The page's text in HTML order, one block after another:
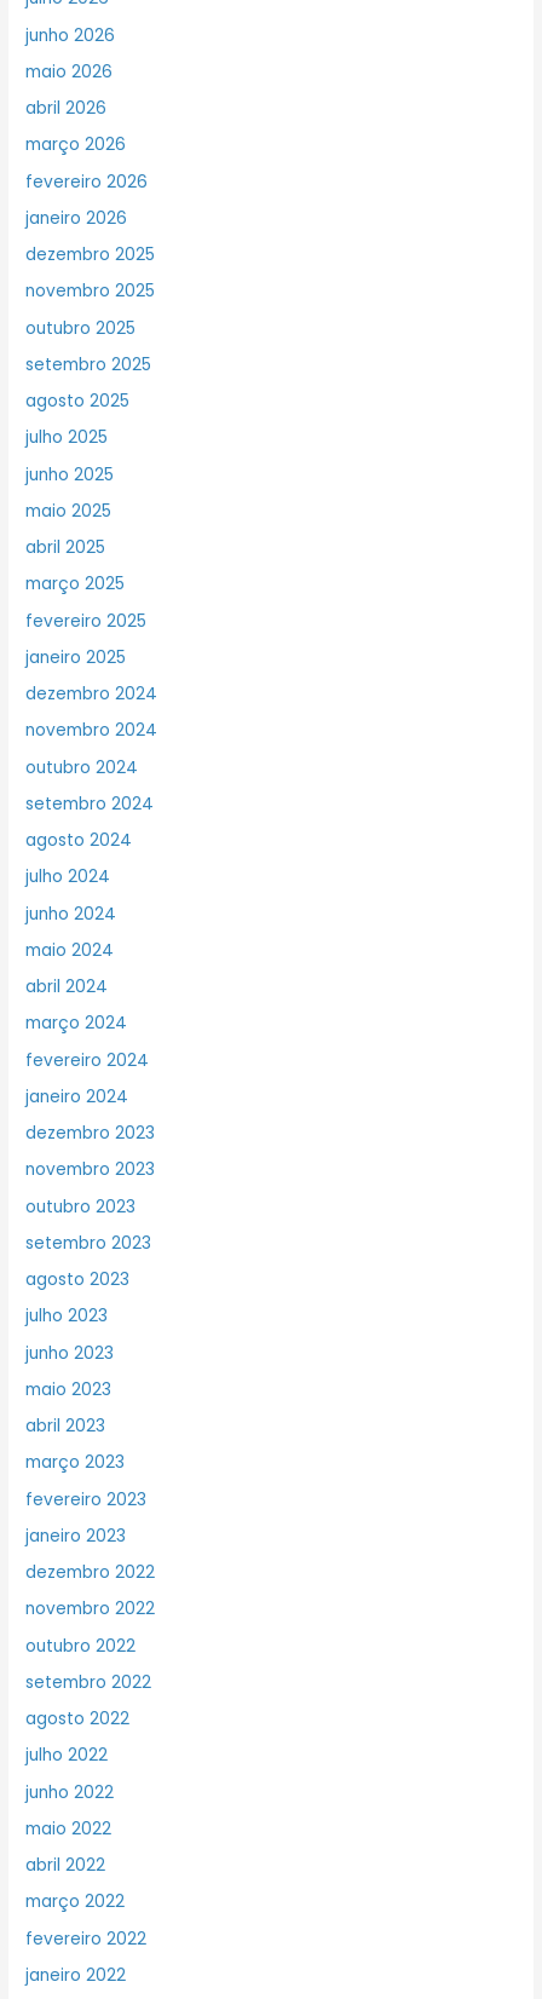
junho 2026
maio 2026
abril 2026
março 2026
fevereiro 2026
janeiro 2026
dezembro 2025
novembro 2025
outubro 2025
setembro 2025
agosto 2025
julho 2025
junho 2025
maio 2025
abril 2025
março 2025
fevereiro 2025
janeiro 2025
dezembro 2024
novembro 2024
outubro 2024
setembro 2024
agosto 2024
julho 2024
junho 2024
maio 2024
abril 2024
março 2024
fevereiro 2024
janeiro 2024
dezembro 2023
novembro 2023
outubro 2023
setembro 2023
agosto 2023
julho 2023
junho 2023
maio 2023
abril 2023
março 2023
fevereiro 2023
janeiro 2023
dezembro 2022
novembro 2022
outubro 2022
setembro 2022
agosto 2022
julho 2022
junho 2022
maio 2022
abril 2022
março 2022
fevereiro 2022
janeiro 2022